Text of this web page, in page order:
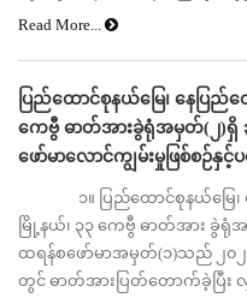
Read More...
ပြည်ထောင်စုနယ်မြေ၊ နေပြည်
ကေဗွီ ဓာတ်အားခွဲရုံအမှတ်(၂)ရှိ
ဖော်မာလောင်ကျွမ်းမှုဖြစ်စ
၁။ ပြည်ထောင်စုနယ်မြေ
မြို့နယ်၊ ၃၃ ကေဗွီ ဓာတ်အား ခွဲရုံ
ထရန်စဖော်မာအမှတ်(၁)သည် ၂၀၂
တွင် ဓာတ်အားပြတ်တောက်ခဲ့ပြီး